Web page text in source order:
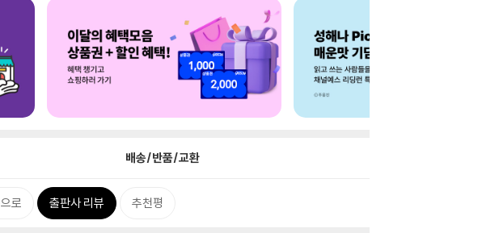
배송/반품/교환
로 출판사 리뷰 추천평